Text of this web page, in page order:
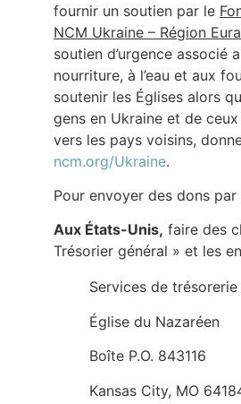
fournir un soutien par le
NCM Ukraine – Région
soutien d’urgence associé
nourriture, à l’eau et aux
soutenir les Églises alors
gens en Ukraine et de
vers les pays voisins,
ncm.org/Ukraine.
Pour envoyer des dons par
Aux États-Unis, faire des
Trésorier général » et les
Services de
Église du Nazaréen
Boîte P.O. 843116
Kansas City, MO